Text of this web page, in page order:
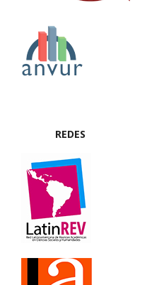
REDES